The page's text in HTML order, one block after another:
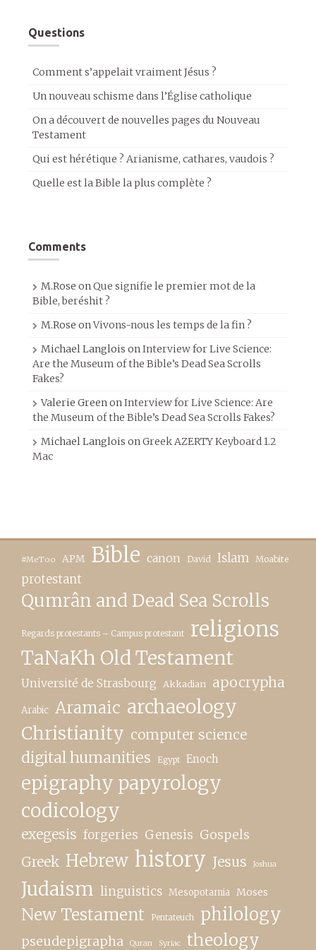
Questions
Comment s’appelait vraiment Jésus ?
Un nouveau schisme dans l’Église catholique
On a découvert de nouvelles pages du Nouveau
Testament
Qui est hérétique ? Arianisme, cathares, vaudois ?
Quelle est la Bible la plus complète ?
Comments
M.Rose onQue signifie le premier mot de la
Bible, beréshit ?
M.Rose onVivons-nous les temps de la fin ?
Michael Langlois onInterview for Live Science:
Are the Museum of the Bible’s Dead Sea Scrolls
Fakes?
Valerie GreenonInterview for Live Science: Are
the Museum of the Bible’s Dead Sea Scrolls Fakes?
Michael Langlois onGreek AZERTY Keyboard 1.2
Mac
#MeToo APM Bible canon David Islam Moabite
protestant
Qumrân and Dead Sea Scrolls
Regards protestants – Campus protestant religions
TaNaKh Old Testament
Université de Strasbourg Akkadian apocrypha
Arabic Aramaic archaeology
Christianity computer science
digital humanities Egypt Enoch
epigraphy papyrology
codicology
exegesis forgeries Genesis Gospels
Greek Hebrew history Jesus Joshua
Judaism linguistics Mesopotamia Moses
New Testament Pentateuch philology
pseudepigrapha Quran Syriac theology